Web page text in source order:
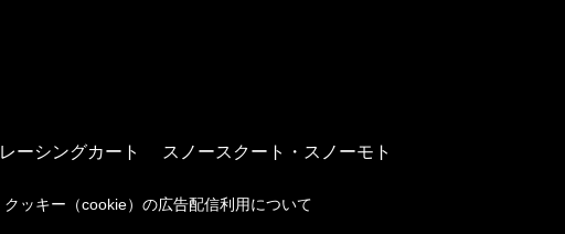
レーシングカート スノースクート・スノーモト
クッキー（cookie）の広告配信利用について